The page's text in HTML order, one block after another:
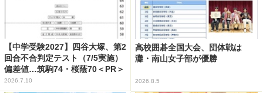
【中学受験2027】四谷大塚、第2
回合不合判定テスト（7/5実施）
偏差値…筑駒74・桜蔭70＜PR＞
2026.7.10
高校囲碁全国大会、団体戦は
灘・南山女子部が優勝
2026.8.5